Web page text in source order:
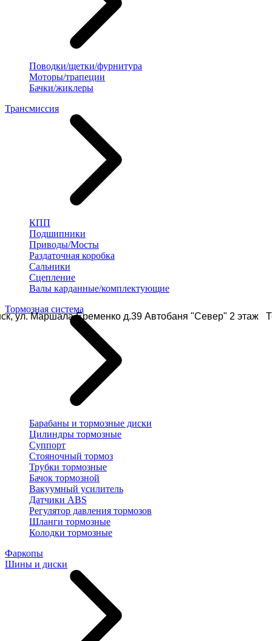
ул. Маршала Еременко д.39 Автобаня "Север" 2 этаж
Поводки/щетки/фурнитура
Моторы/трапеции
Бачки/жиклеры
Трансмиссия
КПП
Подшипники
Приводы/Мосты
Раздаточная коробка
Сальники
Сцепление
Валы карданные/комплектующие
Тормозная система
Барабаны и тормозные диски
Цилиндры тормозные
Суппорт
Стояночный тормоз
Трубки тормозные
Бачок тормозной
Вакуумный усилитель
Датчики ABS
Регулятор давления тормозов
Шланги тормозные
Колодки тормозные
Фаркопы
Шины и диски